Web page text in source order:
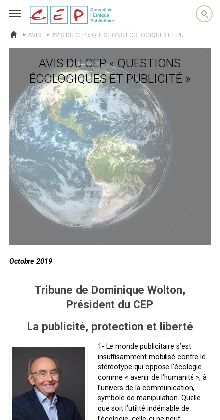
cep
ACCUEIL
AVIS
AVIS DU CEP « QUESTIONS
ÉCOLOGIQUES ET PUBLICITÉ »
Octobre 2019
Tribune de Dominique Wolton,
Président du CEP
La publicité, protection et liberté
1- Le monde publicitaire s’est
insuffisamment mobilisé contre le
stéréotype qui oppose l’écologie
comme « avenir de l’humanité », à
l’univers de la communication,
symbole de manipulation. Quelle
que soit l’utilité indéniable de